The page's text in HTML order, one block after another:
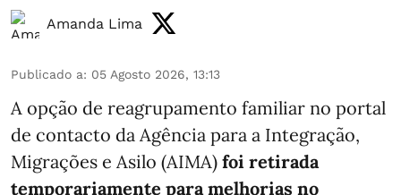
Amanda Lima
Publicado a: 05 Agosto 2026, 13:13
A opção de reagrupamento familiar no portal
de contacto da Agência para a Integração,
Migrações e Asilo (AIMA) foi retirada
temporariamente para melhorias no